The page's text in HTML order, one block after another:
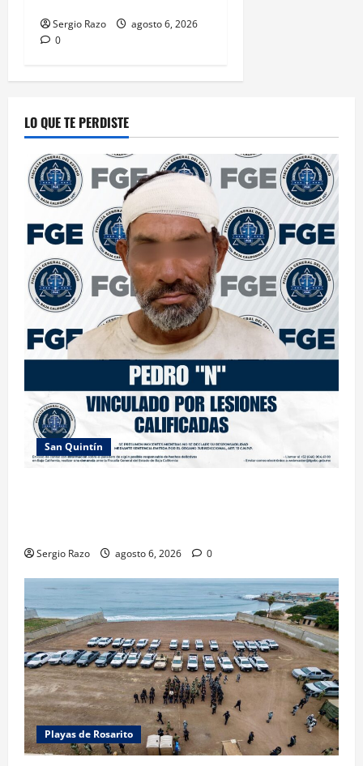
Sergio Razo
agosto 6, 2026
0
LO QUE TE PERDISTE
San Quintín
Sergio Razo agosto 6, 2026 0
Playas de Rosarito